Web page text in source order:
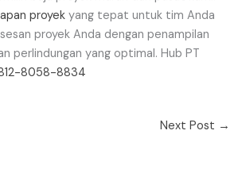
proyek yang tepat untuk tim Anda
proyek Anda dengan penampilan
perlindungan yang optimal. Hub PT
8058-8834
Next Post →